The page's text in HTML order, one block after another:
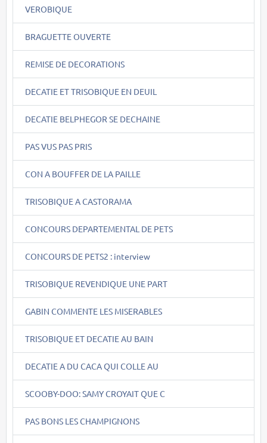
VEROBIQUE
BRAGUETTE OUVERTE
REMISE DE DECORATIONS
DECATIE ET TRISOBIQUE EN DEUIL
DECATIE BELPHEGOR SE DECHAINE
PAS VUS PAS PRIS
CON A BOUFFER DE LA PAILLE
TRISOBIQUE A CASTORAMA
CONCOURS DEPARTEMENTAL DE PETS
CONCOURS DE PETS2 : interview
TRISOBIQUE REVENDIQUE UNE PART
GABIN COMMENTE LES MISERABLES
TRISOBIQUE ET DECATIE AU BAIN
DECATIE A DU CACA QUI COLLE AU
SCOOBY-DOO: SAMY CROYAIT QUE C
PAS BONS LES CHAMPIGNONS